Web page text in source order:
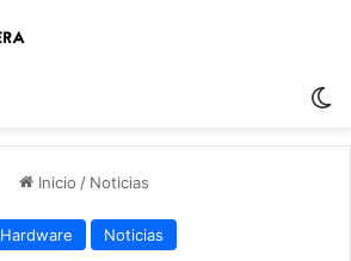
Inicio / Noticias
Hardware Noticias